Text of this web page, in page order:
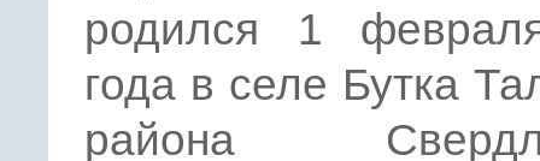
родился 1
года в селе Бутка
района